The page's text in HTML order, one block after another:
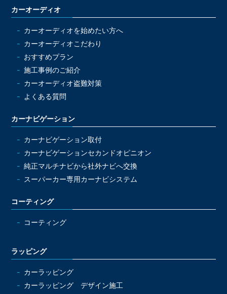
カーオーディオ
カーオーディオを始めたい方へ
カーオーディオこだわり
おすすめプラン
施工事例のご紹介
カーオーディオ盗難対策
よくある質問
カーナビゲーション
カーナビゲーション取付
カーナビゲーションセカンドオピニオン
純正マルチナビから社外ナビへ交換
スーパーカー専用カーナビシステム
コーティング
コーティング
ラッピング
カーラッピング
カーラッピング デザイン施工